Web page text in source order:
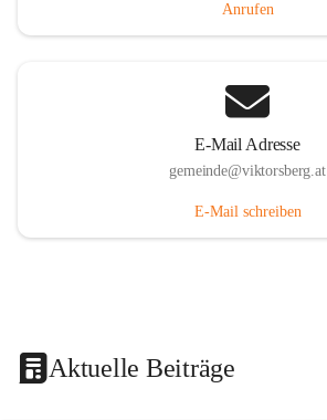
Anrufen
E-Mail Adresse
gemeinde@viktorsberg.at
E-Mail schreiben
Aktuelle Beiträge